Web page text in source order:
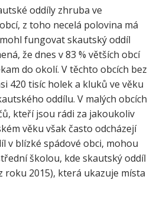
oddíly zhruba ve
z toho necelá polovina má
fungovat skautský oddíl
že dnes v 83 % větších obcí
do okolí. V těchto obcích bez
420 tisíc holek a kluků ve věku
oddílu. V malých obcích
kteří jsou rádi za jakoukoliv
věku však často odcházejí
v blízké spádové obci, mohou
školou, kde skautský oddíl
roku 2015), která ukazuje místa